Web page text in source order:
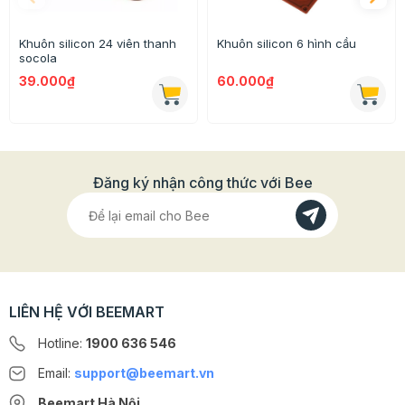
Bước 2: Đổ hỗn hơp socola vào khuôn
Bước 3: Để nguội và cho vào tủ lạnh đến khi
socola đông lại.
Trọng lượng: 50g
Công dụng: Dùng để tạo hình socola, thạch,....
>>>> Xem thêm các nguyên liệu làm socola
Khuôn silicon 24 viên thanh
socola
39.000₫
Khuôn silicon 6 hình cầu
60.000₫
Đăng ký nhận công thức với Bee
LIÊN HỆ VỚI BEEMART
Hotline: 1900 636 546
Email: support@beemart.vn